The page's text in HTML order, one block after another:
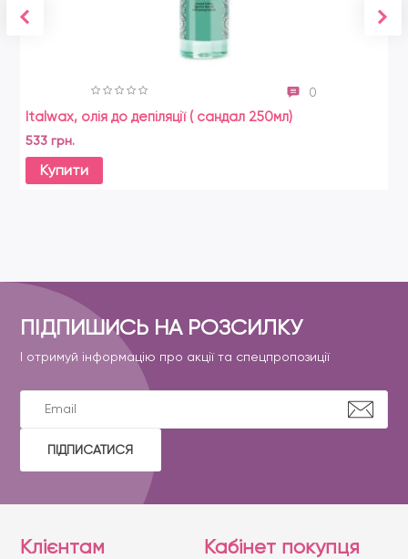
0
Italwax, олія до депіляції ( сандал 250мл)
533 грн.
Купити
ПІДПИШИСЬ НА РОЗСИЛКУ
І отримуй інформацію про акції та спецпропозиції
ПІДПИСАТИСЯ
Клієнтам Кабінет покупця